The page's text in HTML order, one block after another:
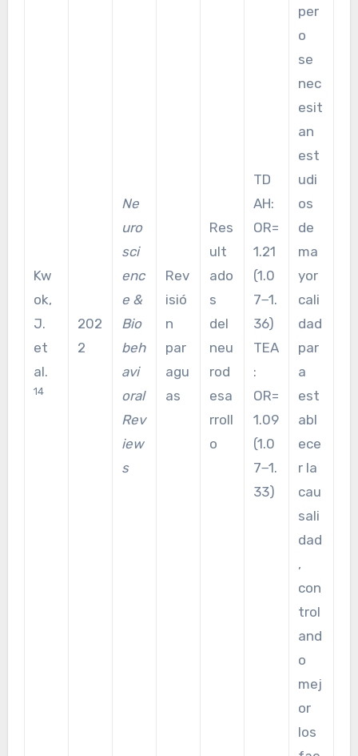
Kw
ok,
J.
et
al.
14
202
2
Ne
uro
sci
enc
e &
Bio
beh
avi
oral
Rev
iew
s
Rev
isió
n
par
agu
as
Res
ult
ado
s
del
neu
rod
esa
rroll
o
TD
AH:
OR=
1.21
(1.0
7−1.
36)
TEA
:
OR=
1.09
(1.0
7−1.
33)
per
o
se
nec
esit
an
est
udi
os
de
ma
yor
cali
dad
par
a
est
abl
ece
r la
cau
sali
dad
,
con
trol
and
o
mej
or
los